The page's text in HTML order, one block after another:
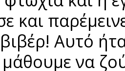
και
Αυτό
να